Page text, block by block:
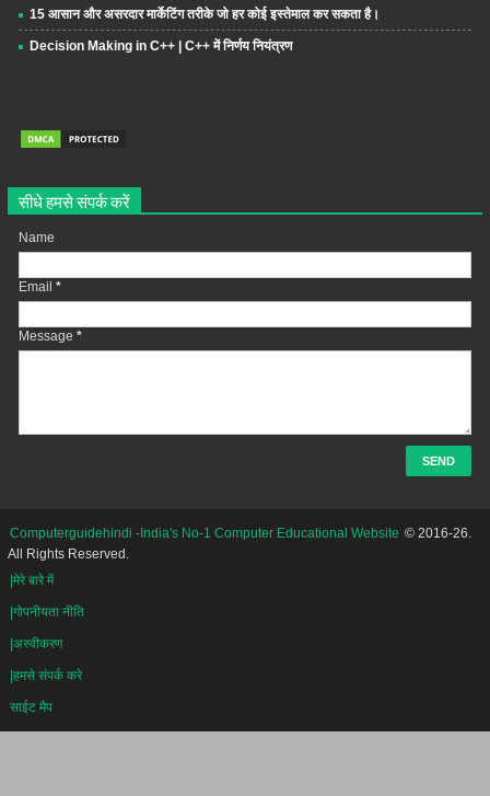
15 आसान और असरदार मार्केटिंग तरीके जो हर कोई इस्तेमाल कर सकता है।
Decision Making in C++ | C++ में निर्णय नियंत्रण
सीधे हमसे संपर्क करें
Name
Email *
Message *
Computerguidehindi -India's No-1 Computer Educational Website © 2016-26.
All Rights Reserved.
|मेरे बारे में
|गोपनीयता नीति
|अस्वीकरण
|हमसे संपर्क करे
साईट मैप